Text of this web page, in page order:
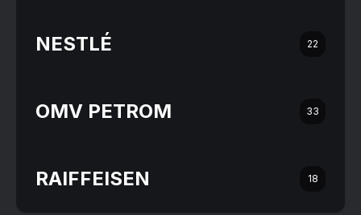
NESTLÉ 22
OMV PETROM 33
RAIFFEISEN 18